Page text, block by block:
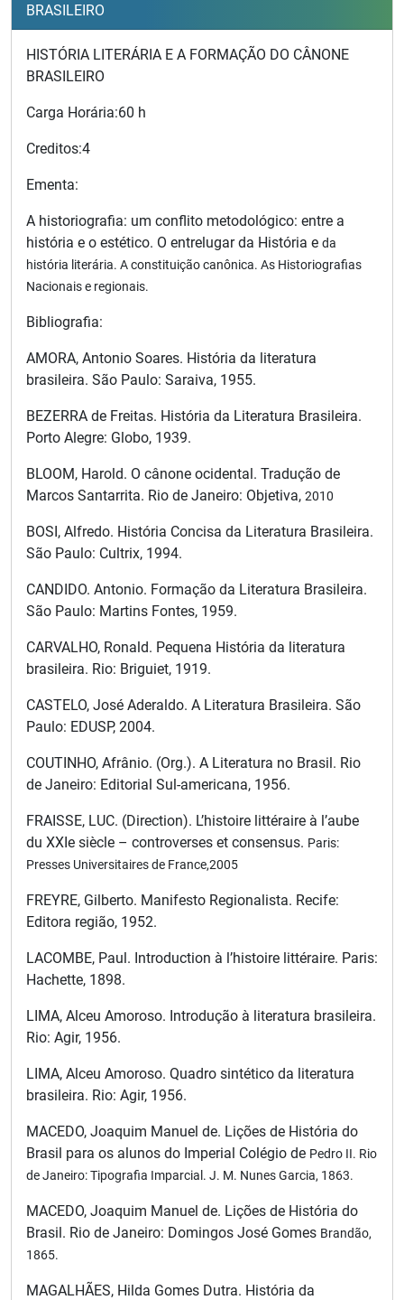
BRASILEIRO
HISTÓRIA LITERÁRIA E A FORMAÇÃO DO CÂNONE
BRASILEIRO
Carga Horária:60 h
Creditos:4
Ementa:
A historiografia: um conflito metodológico: entre a
história e o estético. O entrelugar da História e da
história literária. A constituição canônica. As Historiografias
Nacionais e regionais.
Bibliografia:
AMORA, Antonio Soares. História da literatura
brasileira. São Paulo: Saraiva, 1955.
BEZERRA de Freitas. História da Literatura Brasileira.
Porto Alegre: Globo, 1939.
BLOOM, Harold. O cânone ocidental. Tradução de
Marcos Santarrita. Rio de Janeiro: Objetiva, 2010
BOSI, Alfredo. História Concisa da Literatura Brasileira.
São Paulo: Cultrix, 1994.
CANDIDO. Antonio. Formação da Literatura Brasileira.
São Paulo: Martins Fontes, 1959.
CARVALHO, Ronald. Pequena História da literatura
brasileira. Rio: Briguiet, 1919.
CASTELO, José Aderaldo. A Literatura Brasileira. São
Paulo: EDUSP, 2004.
COUTINHO, Afrânio. (Org.). A Literatura no Brasil. Rio
de Janeiro: Editorial Sul-americana, 1956.
FRAISSE, LUC. (Direction). L’histoire littéraire à l’aube
du XXIe siècle – controverses et consensus. Paris:
Presses Universitaires de France,2005
FREYRE, Gilberto. Manifesto Regionalista. Recife:
Editora região, 1952.
LACOMBE, Paul. Introduction à l’histoire littéraire. Paris:
Hachette, 1898.
LIMA, Alceu Amoroso. Introdução à literatura brasileira.
Rio: Agir, 1956.
LIMA, Alceu Amoroso. Quadro sintético da literatura
brasileira. Rio: Agir, 1956.
MACEDO, Joaquim Manuel de. Lições de História do
Brasil para os alunos do Imperial Colégio de Pedro II. Rio
de Janeiro: Tipografia Imparcial. J. M. Nunes Garcia, 1863.
MACEDO, Joaquim Manuel de. Lições de História do
Brasil. Rio de Janeiro: Domingos José Gomes Brandão,
1865.
MAGALHÃES, Hilda Gomes Dutra. História da